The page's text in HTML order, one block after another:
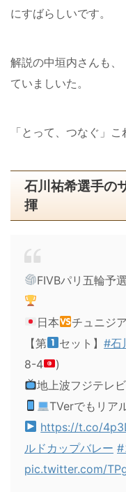
にすばらしいです。
解説の中垣内さんも
ていましいた。
「とって、つなぐ」
石川祐希選手の
揮
FIVBパリ五輪予選
日本
チュニジア
【第
セット】#石
8-4
)
地上波フジテレ
TVerでもリア
https://t.co/
ルドカップバレー #
pic.twitter.com/